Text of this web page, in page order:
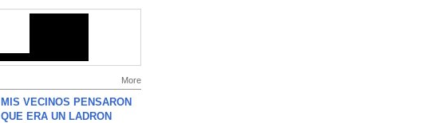
More
MIS VECINOS PENSARON
QUE ERA UN LADRON